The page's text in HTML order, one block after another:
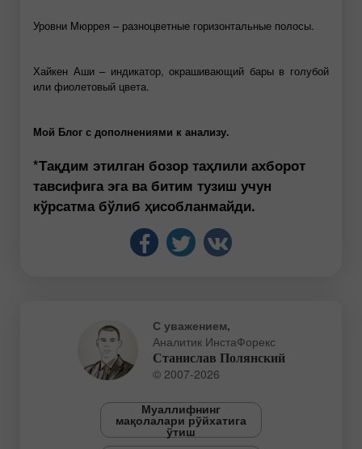
Уровни Мюррея – разноцветные горизонтальные полосы.
Хайкен Аши – индикатор, окрашивающий бары в голубой
или фиолетовый цвета.
Мой Блог с дополнениями к анализу.
*Тақдим этилган бозор таҳлили ахборот
тавсифига эга ва битим тузиш учун
кўрсатма бўлиб ҳисобланмайди.
С уважением,
Аналитик ИнстаФорекс
Станислав Полянский
© 2007-2026
Муаллифнинг
мақолалари рўйхатига
ўтиш